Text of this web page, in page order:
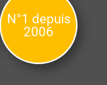
N°1 depuis
2006